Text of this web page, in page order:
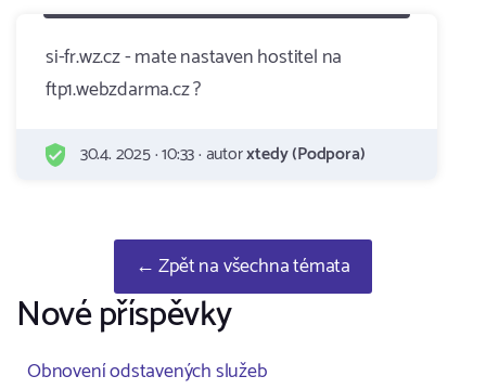
si-fr.wz.cz - mate nastaven hostitel na
ftp1.webzdarma.cz ?
30.4. 2025 · 10:33 · autorxtedy (Podpora)
← Zpět na všechna témata
Nové příspěvky
Obnovení odstavených služeb